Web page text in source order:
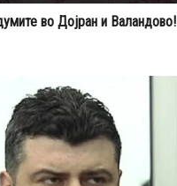
во Дојран и Валандово!